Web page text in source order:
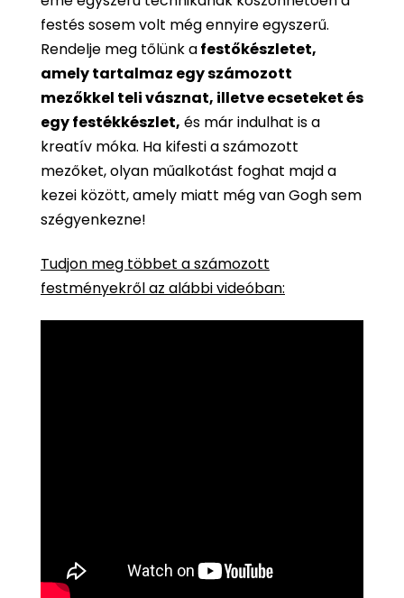
festés sosem volt még ennyire egyszerű.
Rendelje meg tőlünk afestőkészletet,
amely tartalmaz egy számozott
mezőkkel teli vásznat, illetve ecseteket és
egy festékkészlet, és már indulhat is a
kreatív móka. Ha kifesti a számozott
mezőket, olyan műalkotást foghat majd a
kezei között, amely miatt még van Gogh sem
szégyenkezne!
Tudjon meg többet a számozott
festményekről az alábbi videóban: